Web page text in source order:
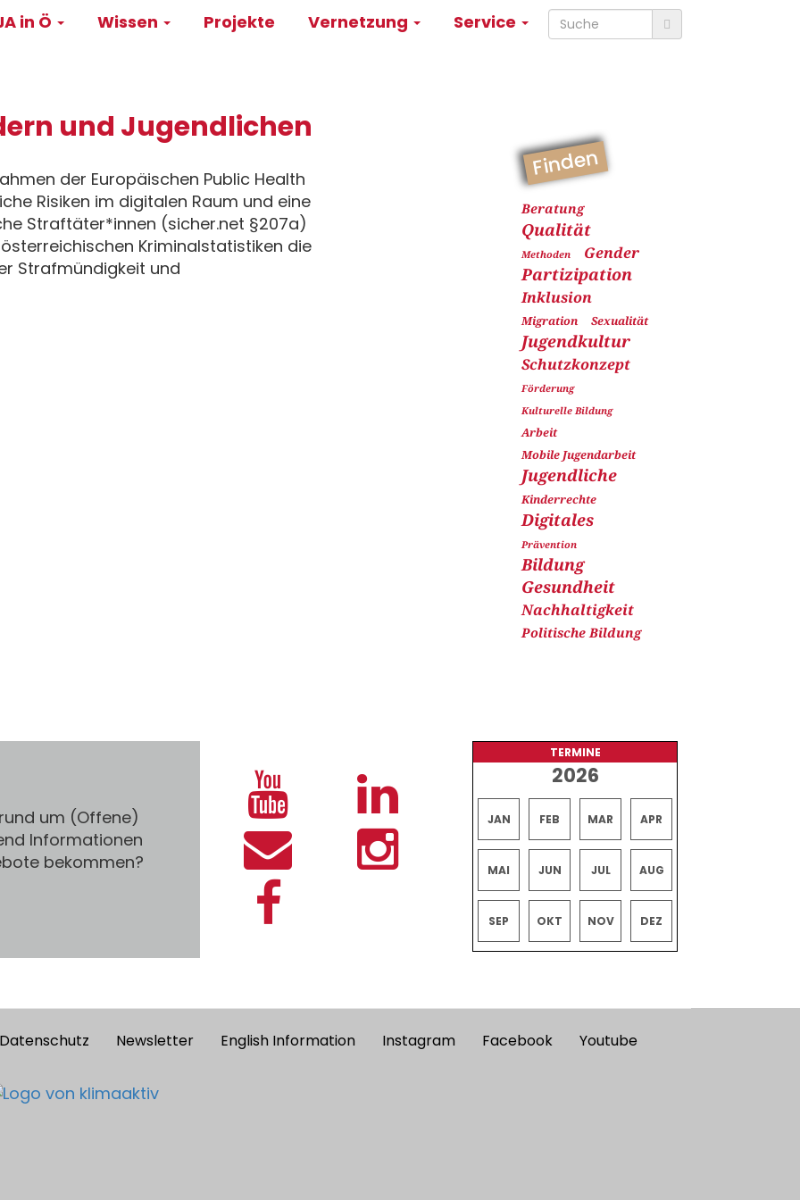
in Ö Wissen Projekte Vernetzung Service
und Jugendlichen
der Europäischen Public Health
Risiken im digitalen Raum und eine
Straftäter*innen (sicher.net §207a)
Kriminalstatistiken die
Strafmündigkeit und
Finden
Beratung
Qualität
Methoden Gender
Partizipation
Inklusion
Migration Sexualität
Jugendkultur
Schutzkonzept
Förderung
Kulturelle Bildung
Arbeit
Mobile Jugendarbeit
Jugendliche
Kinderrechte
Digitales
Prävention
Bildung
Gesundheit
Nachhaltigkeit
Politische Bildung
um (Offene)
Informationen
bekommen?
TERMINE
2026
JAN FEB MAR APR
MAI JUN JUL AUG
SEP OKT NOV DEZ
Datenschutz Newsletter English Information Instagram Facebook Youtube